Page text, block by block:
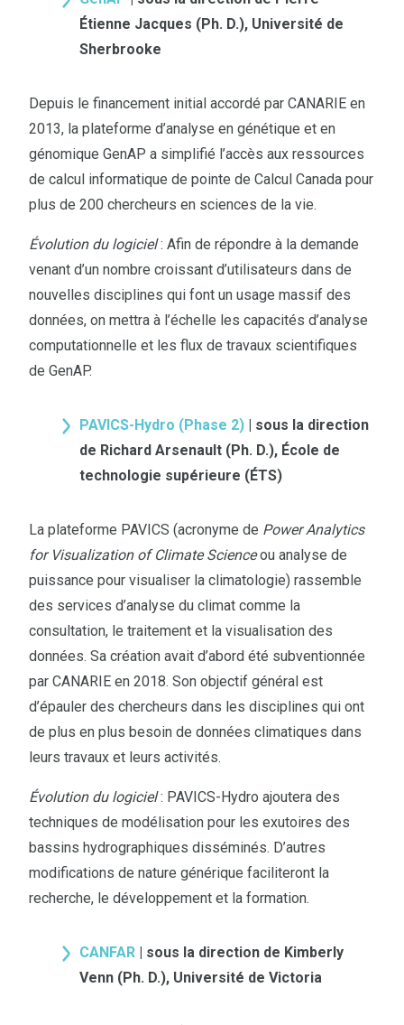
Étienne Jacques (Ph. D.), Université de
Sherbrooke
Depuis le financement initial accordé par CANARIE en
2013, la plateforme d’analyse en génétique et en
génomique GenAP a simplifié l’accès aux ressources
de calcul informatique de pointe de Calcul Canada pour
plus de 200 chercheurs en sciences de la vie.
Évolution du logiciel: Afin de répondre à la demande
venant d’un nombre croissant d’utilisateurs dans de
nouvelles disciplines qui font un usage massif des
données, on mettra à l’échelle les capacités d’analyse
computationnelle et les flux de travaux scientifiques
de GenAP.
PAVICS-Hydro (Phase 2) | sous la direction
de Richard Arsenault (Ph. D.), École de
technologie supérieure (ÉTS)
La plateforme PAVICS (acronyme de Power Analytics
for Visualization of Climate Scienceou analyse de
puissance pour visualiser la climatologie) rassemble
des services d’analyse du climat comme la
consultation, le traitement et la visualisation des
données. Sa création avait d’abord été subventionnée
par CANARIE en 2018. Son objectif général est
d’épauler des chercheurs dans les disciplines qui ont
de plus en plus besoin de données climatiques dans
leurs travaux et leurs activités.
Évolution du logiciel: PAVICS-Hydro ajoutera des
techniques de modélisation pour les exutoires des
bassins hydrographiques disséminés. D’autres
modifications de nature générique faciliteront la
recherche, le développement et la formation.
CANFAR | sous la direction de Kimberly
Venn (Ph. D.), Université de Victoria